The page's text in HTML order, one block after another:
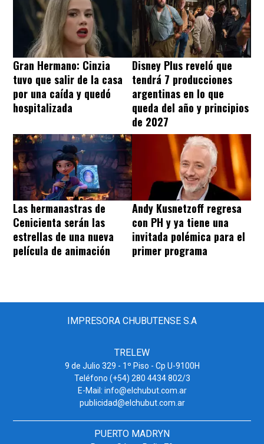
Gran Hermano: Cinzia
tuvo que salir de la casa
por una caída y quedó
hospitalizada
Disney Plus reveló que
tendrá 7 producciones
argentinas en lo que
queda del año y principios
de 2027
Las hermanastras de
Cenicienta serán las
estrellas de una nueva
película de animación
Andy Kusnetzoff regresa
con PH y ya tiene una
invitada polémica para el
primer programa
IMPRESORA CHUBUTENSE S.A
TRELEW
9 de Julio 329 - 1º Piso - Cp U-9100H
Teléfono (+54) 280 4434 802/3
E-Mail: info@elchubut.com.ar
publicidad@elchubut.com.ar
PUERTO MADRYN